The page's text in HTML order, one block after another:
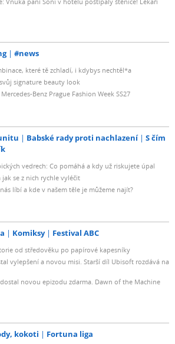
#news
které tě zchladí, i kdybys nechtěl*a
signature beauty look
Benz Prague Fashion Week SS27
Babské rady proti nachlazení
S čím
vedrech: Co pomáhá a kdy už riskujete úpal
jak se z nich rychle vyléčit
líbí a kde v našem těle je můžeme najít?
Komiksy Festival ABC
od středověku po papírové kapesníky
vylepšení a novou misi. Starší díl Ubisoft rozdává na
novou epizodu zdarma. Dawn of the Machine
kokoti Fortuna liga